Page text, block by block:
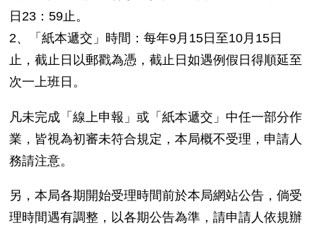
日23：59止。
2、「紙本遞交」時間：每年9月15日至10月15日
止，截止日以郵戳為憑，截止日如遇例假日得順延至
次一上班日。
凡未完成「線上申報」或「紙本遞交」中任一部分作
業，皆視為初審未符合規定，本局概不受理，申請人
務請注意。
另，本局各期開始受理時間前於本局網站公告，倘受
理時間遇有調整，以各期公告為準，請申請人依規辦